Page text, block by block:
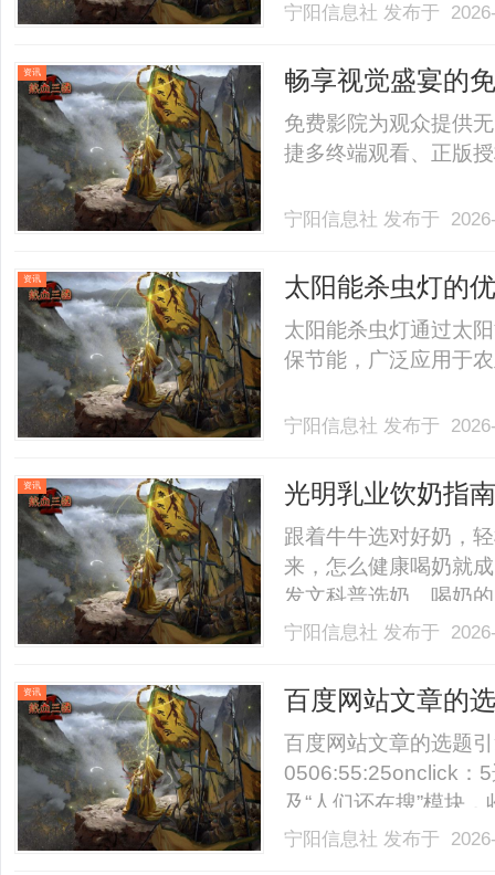
宁阳信息社 发布于
资讯 畅享视觉盛宴的
免费影院为观众提供
捷多终端观看、正版
宁阳信息社 发布于
资讯 太阳能杀虫灯的
太阳能杀虫灯通过太
保节能，广泛应用于
宁阳信息社 发布于
资讯
光明乳业饮奶指
方式
跟着牛牛选对好奶，
来，怎么健康喝奶就
发文科普选奶、喝奶
内乳制品行业领军企
奶到酸奶替代方案，
产.........
宁阳信息社 发布于
资讯 百度网站文章的
百度网站文章的选题
0506:55:25onclick：
及“人们还在搜”模块
题库。标题标准化：
宁阳信息社 发布于